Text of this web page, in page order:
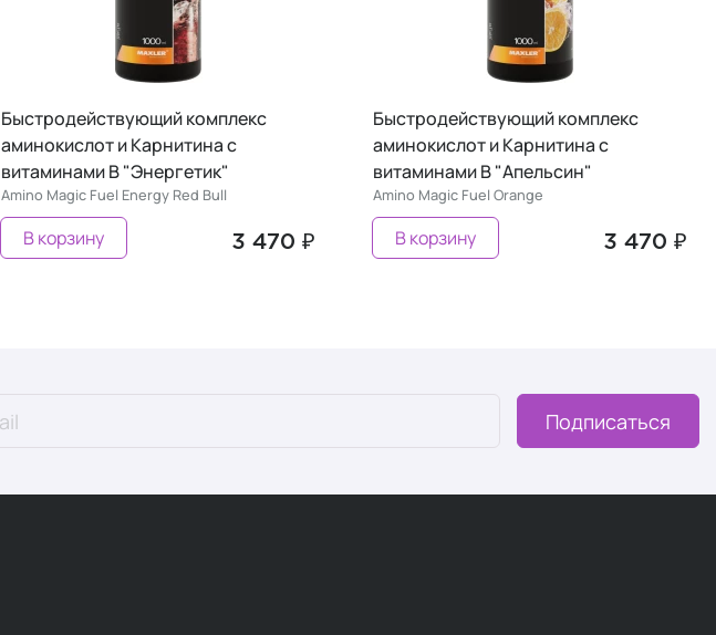
Быстродействующий комплекс
аминокислот и Карнитина с
витаминами B "Энергетик"
Amino Magic Fuel Energy Red Bull
3 470 ₽
В корзину
Быстродействующий комплекс
аминокислот и Карнитина с
витаминами B "Апельсин"
Amino Magic Fuel Orange
3 470 ₽
В корзину
Подписаться